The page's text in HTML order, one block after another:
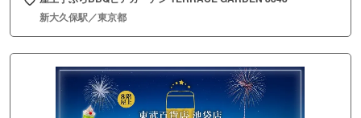
新大久保駅／東京都